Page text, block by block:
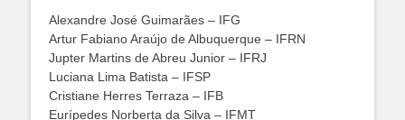
Alexandre José Guimarães – IFG
Artur Fabiano Araújo de Albuquerque – IFRN
Jupter Martins de Abreu Junior – IFRJ
Luciana Lima Batista – IFSP
Cristiane Herres Terraza – IFB
Eurípedes Norberta da Silva – IFMT